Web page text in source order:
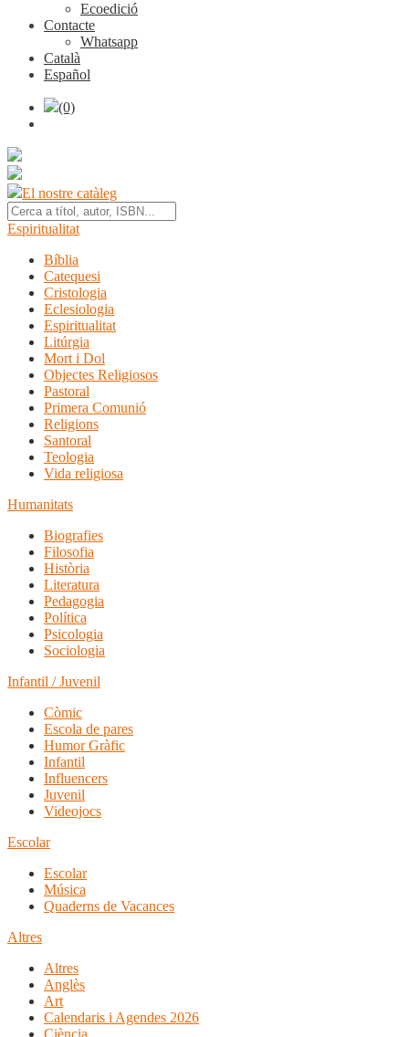
Ecoedició
Contacte
Whatsapp
Català
Español
(0)
El nostre catàleg
Espiritualitat
Bíblia
Catequesi
Cristologia
Eclesiologia
Espiritualitat
Litúrgia
Mort i Dol
Objectes Religiosos
Pastoral
Primera Comunió
Religions
Santoral
Teologia
Vida religiosa
Humanitats
Biografies
Filosofia
Història
Literatura
Pedagogia
Política
Psicologia
Sociologia
Infantil / Juvenil
Còmic
Escola de pares
Humor Gràfic
Infantil
Influencers
Juvenil
Videojocs
Escolar
Escolar
Música
Quaderns de Vacances
Altres
Altres
Anglès
Art
Calendaris i Agendes 2026
Ciència